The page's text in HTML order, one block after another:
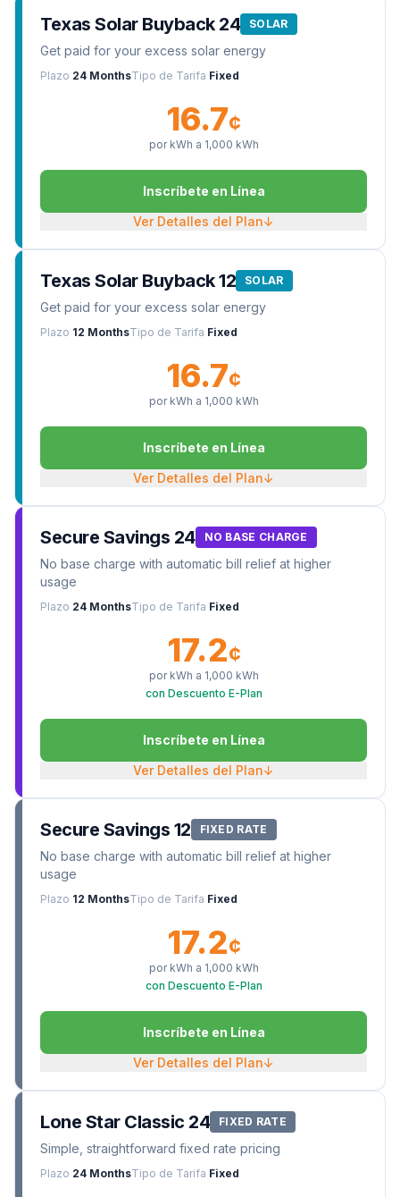
Texas Solar Buyback 24 SOLAR
Get paid for your excess solar energy
Plazo 24 MonthsTipo de Tarifa Fixed
16.7¢
por kWh a 1,000 kWh
Inscríbete en Línea
Ver Detalles del Plan↓
Texas Solar Buyback 12 SOLAR
Get paid for your excess solar energy
Plazo 12 MonthsTipo de Tarifa Fixed
16.7¢
por kWh a 1,000 kWh
Inscríbete en Línea
Ver Detalles del Plan↓
Secure Savings 24 NO BASE CHARGE
No base charge with automatic bill relief at higher
usage
Plazo 24 MonthsTipo de Tarifa Fixed
17.2¢
por kWh a 1,000 kWh
con Descuento E-Plan
Inscríbete en Línea
Ver Detalles del Plan↓
Secure Savings 12 FIXED RATE
No base charge with automatic bill relief at higher
usage
Plazo 12 MonthsTipo de Tarifa Fixed
17.2¢
por kWh a 1,000 kWh
con Descuento E-Plan
Inscríbete en Línea
Ver Detalles del Plan↓
Lone Star Classic 24 FIXED RATE
Simple, straightforward fixed rate pricing
Plazo 24 MonthsTipo de Tarifa Fixed